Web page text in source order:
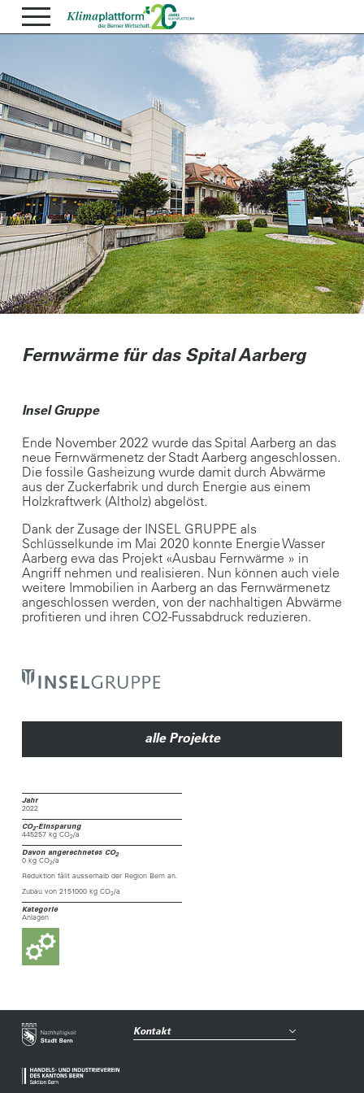
Fernwärme für das Spital Aarberg
Insel Gruppe
Jahr
2022
CO2-Einsparung
445257 kg CO2/a
Davon angerechnetes CO2
0 kg CO2/a
Reduktion fällt ausserhalb der Region Bern an.
Zubau von 2151000 kg CO2/a
Kategorie
Anlagen
Ende November 2022 wurde das Spital Aarberg an das
neue Fernwärmenetz der Stadt Aarberg angeschlossen.
Die fossile Gasheizung wurde damit durch Abwärme
aus der Zuckerfabrik und durch Energie aus einem
Holzkraftwerk (Altholz) abgelöst.
Dank der Zusage der INSEL GRUPPE als
Schlüsselkunde im Mai 2020 konnte Energie Wasser
Aarberg ewa das Projekt «Ausbau Fernwärme » in
Angriff nehmen und realisieren. Nun können auch viele
weitere Immobilien in Aarberg an das Fernwärmenetz
angeschlossen werden, von der nachhaltigen Abwärme
profitieren und ihren CO2-Fussabdruck reduzieren.
alle Projekte
Kontakt